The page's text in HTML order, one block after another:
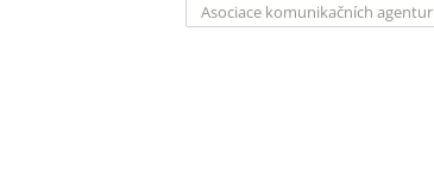
Asociace komunikačních agentur